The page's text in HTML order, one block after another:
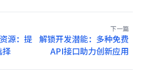
源：提
择
下一篇
解锁开发潜能：多种免费
API接口助力创新应用